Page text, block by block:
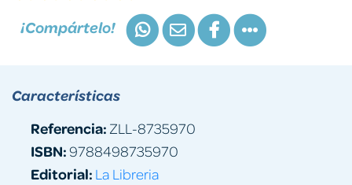
¡Compártelo!
Características
Referencia: ZLL-8735970
ISBN:9788498735970
Editorial: La Libreria